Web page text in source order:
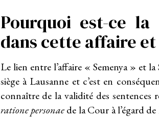
Pourquoi est-ce
dans cette affaire et
Le lien entre l’affaire « Semenya » et
siège à Lausanne et c’est en
connaître de la validité des sentences
ratione personaede la Cour à l’égard de